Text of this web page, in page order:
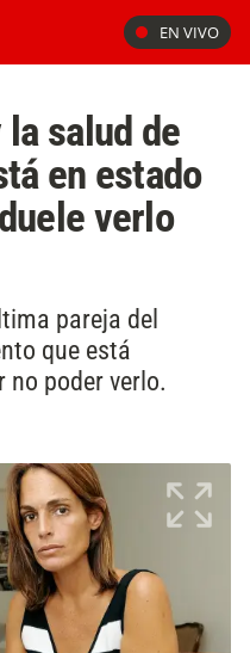
EN VIVO
salud de
en estado
verlo
pareja del
que está
no poder verlo.